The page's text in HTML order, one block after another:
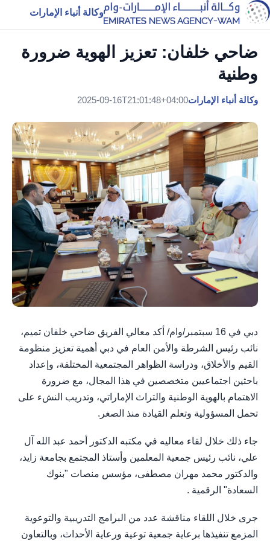
وكالة أنباء الإمارات
ضاحي خلفان: تعزيز الهوية ضرورة
وطنية
وكالة أنباء الإمارات2025-09-16T21:01:48+04:00
دبي في 16 سبتمبر/وام/ أكد معالي الفريق ضاحي خلفان تميم،
نائب رئيس الشرطة والأمن العام في دبي أهمية تعزيز منظومة
القيم والأخلاق، ودراسة الظواهر المجتمعية المختلفة، وإعداد
باحثين اجتماعيين متخصصين في هذا المجال، مع ضرورة
الاهتمام بالهوية الوطنية والتراث الإماراتي، وتدريب النشء على
تحمل المسؤولية وتعلم القيادة منذ الصغر.
جاء ذلك خلال لقاء معاليه في مكتبه الدكتور أحمد عبد الله آل
علي، نائب رئيس جمعية المعلمين وأستاذ المجتمع بجامعة زايد،
والدكتور محمد مهران مصطفى، مؤسس منصات "بنوك
السعادة" الرقمية .
جرى خلال اللقاء مناقشة عدد من البرامج التدريبية والتوعوية
المزمع تنفيذها برعاية جمعية توعية ورعاية الأحداث، وبالتعاون